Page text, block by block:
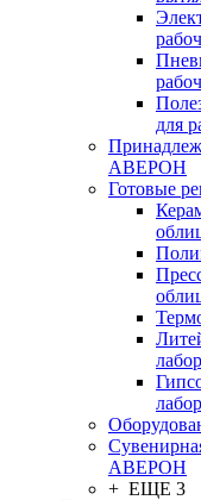
для
АВЕРОН
Готовые
АВЕРОН
+ ЕЩЕ 3